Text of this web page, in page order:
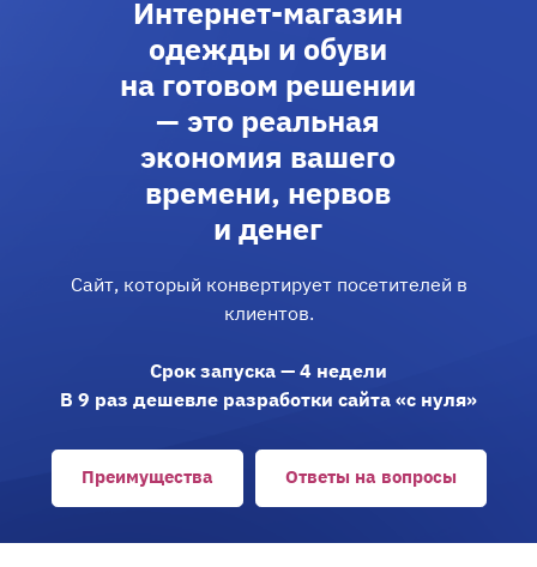
Интернет-магазин
одежды и обуви
на готовом решении
— это реальная
экономия вашего
времени, нервов
и денег
Сайт, который конвертирует посетителей в
клиентов.
Срок запуска — 4 недели
В 9 раз дешевле разработки сайта «с нуля»
Преимущества Ответы на вопросы